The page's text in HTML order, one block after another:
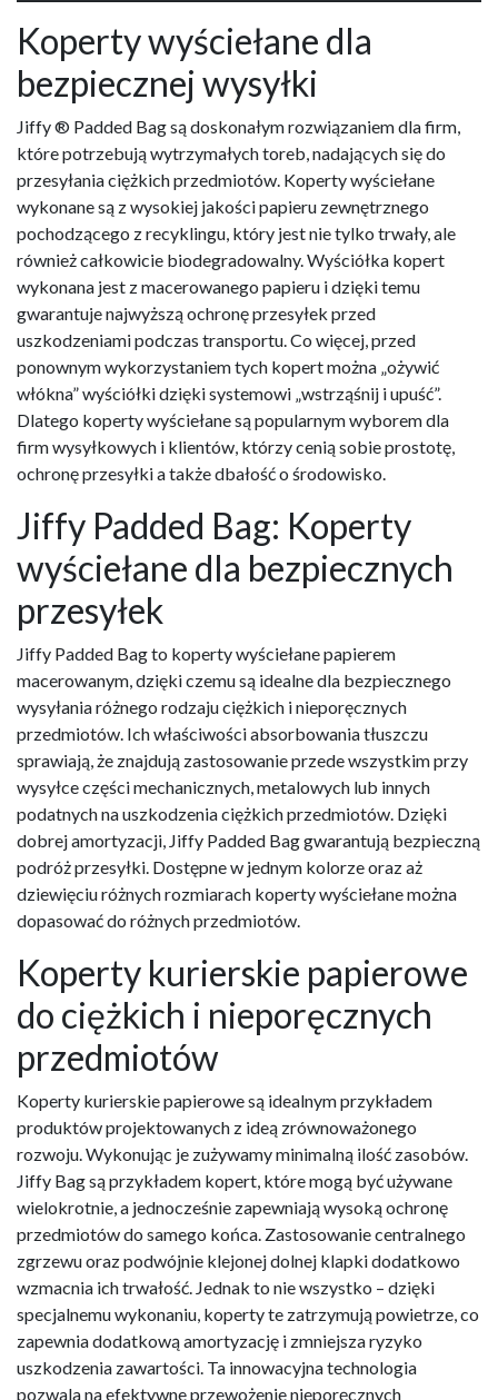
Koperty wyściełane dla
bezpiecznej wysyłki
Jiffy ® Padded Bag są doskonałym rozwiązaniem dla firm,
które potrzebują wytrzymałych toreb, nadających się do
przesyłania ciężkich przedmiotów. Koperty wyściełane
wykonane są z wysokiej jakości papieru zewnętrznego
pochodzącego z recyklingu, który jest nie tylko trwały, ale
również całkowicie biodegradowalny. Wyściółka kopert
wykonana jest z macerowanego papieru i dzięki temu
gwarantuje najwyższą ochronę przesyłek przed
uszkodzeniami podczas transportu. Co więcej, przed
ponownym wykorzystaniem tych kopert można „ożywić
włókna” wyściółki dzięki systemowi „wstrząśnij i upuść”.
Dlatego koperty wyściełane są popularnym wyborem dla
firm wysyłkowych i klientów, którzy cenią sobie prostotę,
ochronę przesyłki a także dbałość o środowisko.
Jiffy Padded Bag: Koperty
wyściełane dla bezpiecznych
przesyłek
Jiffy Padded Bag to koperty wyściełane papierem
macerowanym, dzięki czemu są idealne dla bezpiecznego
wysyłania różnego rodzaju ciężkich i nieporęcznych
przedmiotów. Ich właściwości absorbowania tłuszczu
sprawiają, że znajdują zastosowanie przede wszystkim przy
wysyłce części mechanicznych, metalowych lub innych
podatnych na uszkodzenia ciężkich przedmiotów. Dzięki
dobrej amortyzacji, Jiffy Padded Bag gwarantują bezpieczną
podróż przesyłki. Dostępne w jednym kolorze oraz aż
dziewięciu różnych rozmiarach koperty wyściełane można
dopasować do różnych przedmiotów.
Koperty kurierskie papierowe
do ciężkich i nieporęcznych
przedmiotów
Koperty kurierskie papierowe są idealnym przykładem
produktów projektowanych z ideą zrównoważonego
rozwoju. Wykonując je zużywamy minimalną ilość zasobów.
Jiffy Bag są przykładem kopert, które mogą być używane
wielokrotnie, a jednocześnie zapewniają wysoką ochronę
przedmiotów do samego końca. Zastosowanie centralnego
zgrzewu oraz podwójnie klejonej dolnej klapki dodatkowo
wzmacnia ich trwałość. Jednak to nie wszystko – dzięki
specjalnemu wykonaniu, koperty te zatrzymują powietrze, co
zapewnia dodatkową amortyzację i zmniejsza ryzyko
uszkodzenia zawartości. Ta innowacyjna technologia
pozwala na efektywne przewożenie nieporęcznych